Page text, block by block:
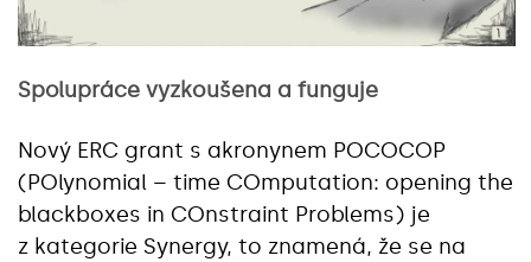
Spolupráce vyzkoušena a funguje
Nový ERC grant s akronynem POCOCOP
(POlynomial – time COmputation: opening the
blackboxes in COnstraint Problems) je
z kategorie Synergy, to znamená, že se na